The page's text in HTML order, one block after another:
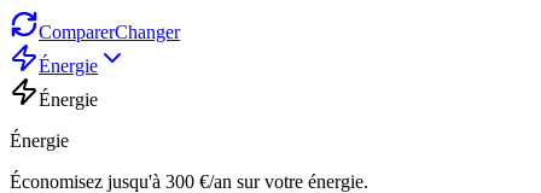
ComparerChanger
Énergie
Énergie
Énergie
Économisez jusqu'à 300 €/an sur votre énergie.